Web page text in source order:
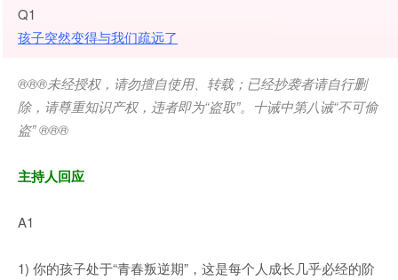
Q1
孩子突然变得与我们疏远了
®®®未经授权，请勿擅自使用、转载；已经抄袭者请自行删
除，请尊重知识产权，违者即为“盗取”。十诫中第八诫“不可偷
盗” ®®®
主持人回应
A1
1) 你的孩子处于“青春叛逆期”，这是每个人成长几乎必经的阶